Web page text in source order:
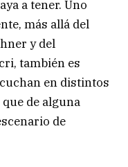
a tener. Uno
más allá del
y del
también es
en distintos
de alguna
de